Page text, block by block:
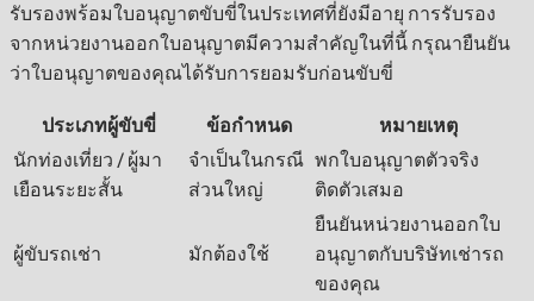
รับรองพร้อมใบอนุญาตขับขี่ในประเทศที่ยังมีอายุ การรับรอง
จากหน่วยงานออกใบอนุญาตมีความสำคัญในที่นี้ กรุณายืนยัน
ว่าใบอนุญาตของคุณได้รับการยอมรับก่อนขับขี่
ประเภทผู้ขับขี่ ข้อกำหนด
หมายเหตุ
นักท่องเที่ยว / ผู้มา
เยือนระยะสั้น
จำเป็นในกรณี
ส่วนใหญ่
พกใบอนุญาตตัวจริง
ติดตัวเสมอ
ผู้ขับรถเช่า มักต้องใช้
ยืนยันหน่วยงานออกใบ
อนุญาตกับบริษัทเช่ารถ
ของคุณ